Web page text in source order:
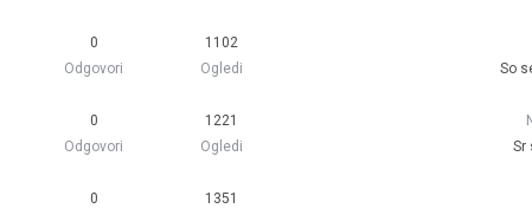
0
Odgovori
1102
Ogledi
So
0
Odgovori
1221
Ogledi
Sr
0
1351